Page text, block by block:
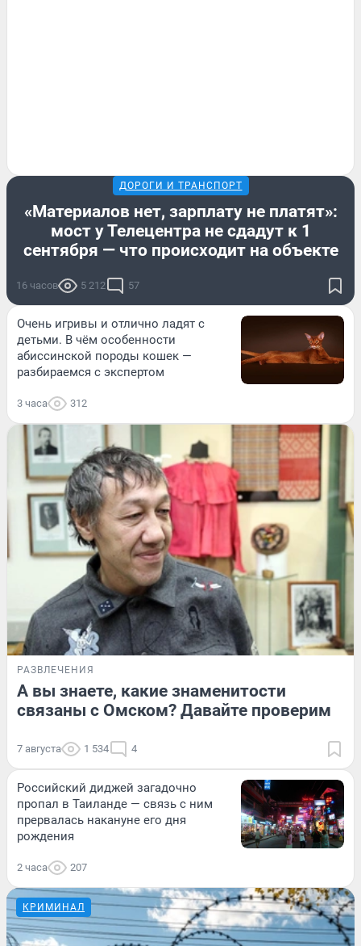
ДОРОГИ И ТРАНСПОРТ
«Материалов нет, зарплату не платят»:
мост у Телецентра не сдадут к 1
сентября — что происходит на объекте
16 часов 5 212 57
Очень игривы и отлично ладят с
детьми. В чём особенности
абиссинской породы кошек —
разбираемся с экспертом
3 часа 312
РАЗВЛЕЧЕНИЯ
А вы знаете, какие знаменитости
связаны с Омском? Давайте проверим
7 августа 1 534 4
Российский диджей загадочно
пропал в Таиланде — связь с ним
прервалась накануне его дня
рождения
2 часа 207
КРИМИНАЛ